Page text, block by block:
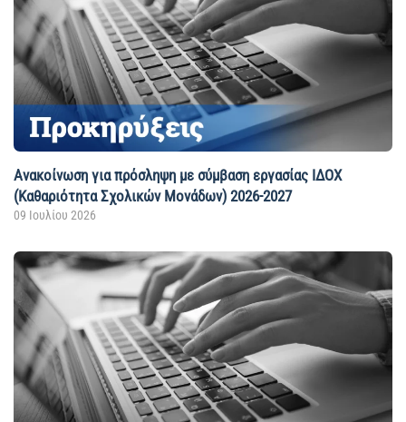
Ανακοίνωση για πρόσληψη με σύμβαση εργασίας ΙΔΟΧ
(Καθαριότητα Σχολικών Μονάδων) 2026-2027
09 Ιουλίου 2026